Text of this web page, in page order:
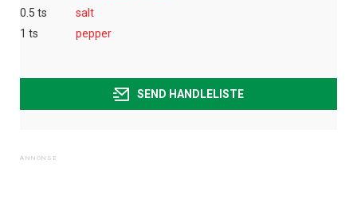
0.5 ts
salt
1 ts
pepper
SEND HANDLELISTE